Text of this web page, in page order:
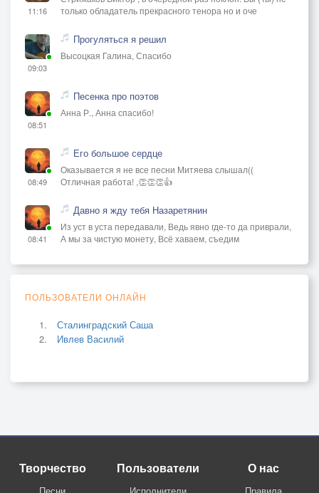
11:16
только обладатель прекрасного тенора но и оче
09:03
Прогуляться я решил
Высоцкая Галина, Спасибо
08:51
Песенка про поэтов
Анна Р., Анна спасибо!
08:49
Его большое сердце
Оказывается я не все песни Митяева слышал((
Отличная работа! ,👏👏👏👍
08:41
Давно я жду тебя Назаретянин
Из уст в уста передавали, Ведь явно где-то да приврали,
А мы за чистую монету, Всё хаваем, съедим
ПОЛЬЗОВАТЕЛИ ОНЛАЙН
Сталинградский Саша
Ивлев Василий
Творчество Пользователи О нас